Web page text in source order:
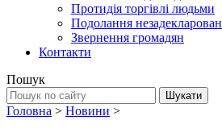
Протидія торгівлі людьми
Подолання
Звернення громадян
Контакти
Пошук
Головна > Новини >